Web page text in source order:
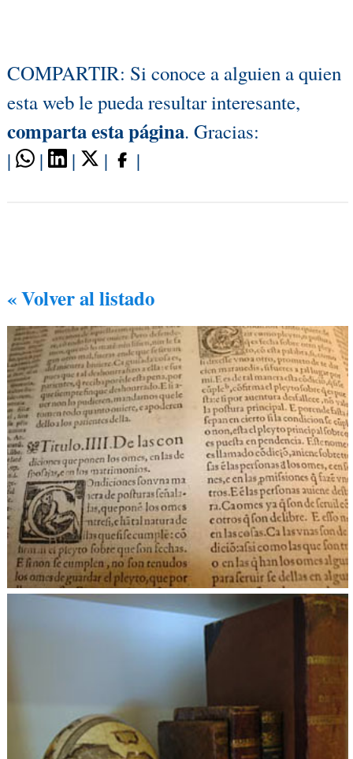
COMPARTIR: Si conoce a alguien a quien
esta web le pueda resultar interesante,
comparta esta página. Gracias:
|
| | | |
« Volver al listado